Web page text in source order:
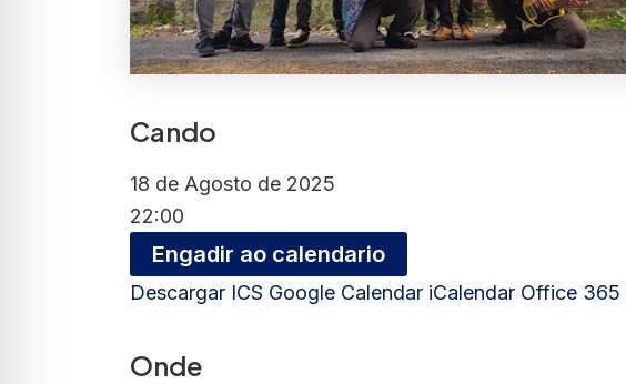
Cando
18 de Agosto de 2025
22:00
Engadir ao calendario
Descargar ICS Google Calendar iCalendar Office 365
Onde